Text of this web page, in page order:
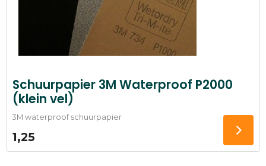
Schuurpapier 3M Waterproof P2000
(klein vel)
3M waterproof schuurpapier
1,25